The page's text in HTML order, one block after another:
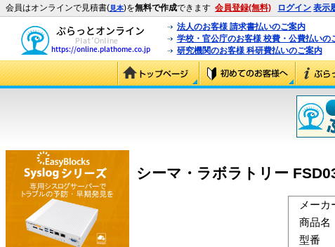
会員はオンラインで見積書(見本)を無料で作成できます 会員登録(無料) ログイン 表示
法人のお客様 請求書払いのご案内
学校・官公庁のお客様 校費・公費払いの
研究機関のお客様 科研費払いのご案内
シーマ・ラボラトリー
メーカ
商品名
型番